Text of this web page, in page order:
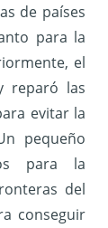
de países
para la
el
reparó las
evitar la
pequeño
para la
del
conseguir